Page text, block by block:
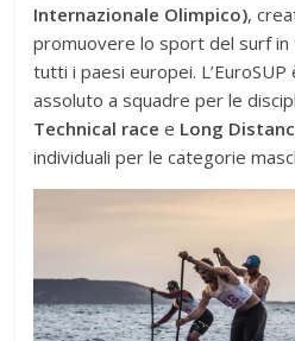
Internazionale Olimpico),
promuovere lo sport del surf
tutti i paesi europei.
assoluto a squadre per le
Technical race e Long
individuali per le categorie